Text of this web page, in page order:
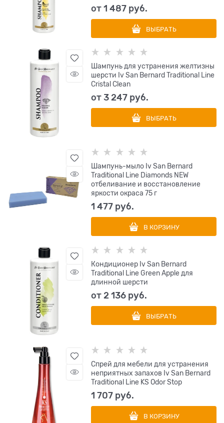
от1 487 руб.
ВЫБРАТЬ
Шампунь для устранения желтизны
шерсти Iv San Bernard Traditional Line
Cristal Clean
от3 247 руб.
ВЫБРАТЬ
Шампунь-мыло Iv San Bernard
Traditional Line Diamonds NEW
отбеливание и восстановление
яркости окраса 75 г
1 477 руб.
В КОРЗИНУ
Кондиционер Iv San Bernard
Traditional Line Green Apple для
длинной шерсти
от2 136 руб.
ВЫБРАТЬ
Спрей для мебели для устранения
неприятных запахов Iv San Bernard
Traditional Line KS Odor Stop
1 707 руб.
В КОРЗИНУ